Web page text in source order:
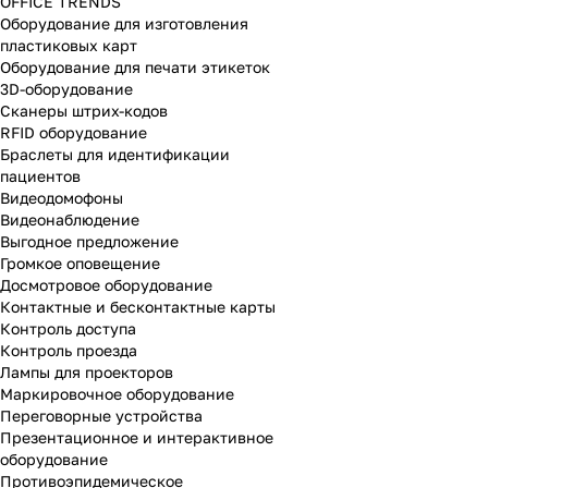
Оборудование для изготовления
пластиковых карт
Оборудование для печати этикеток
3D-оборудование
Cканеры штрих-кодов
RFID оборудование
Браслеты для идентификации
пациентов
Видеодомофоны
Видеонаблюдение
Выгодное предложение
Громкое оповещение
Досмотровое оборудование
Контактные и бесконтактные карты
Контроль доступа
Контроль проезда
Лампы для проекторов
Маркировочное оборудование
Переговорные устройства
Презентационное и интерактивное
оборудование
Противоэпидемическое